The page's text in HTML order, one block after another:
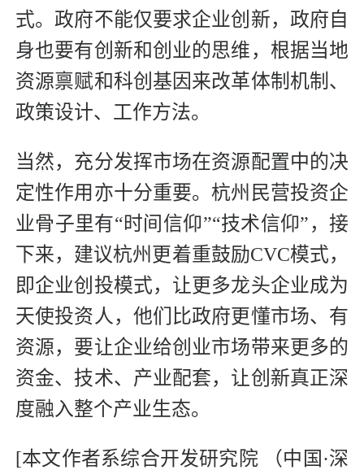
式。政府不能仅要求企业创新，政府自
身也要有创新和创业的思维，根据当地
资源禀赋和科创基因来改革体制机制、
政策设计、工作方法。
当然，充分发挥市场在资源配置中的决
定性作用亦十分重要。杭州民营投资企
业骨子里有“时间信仰”“技术信仰”，接
下来，建议杭州更着重鼓励CVC模式，
即企业创投模式，让更多龙头企业成为
天使投资人，他们比政府更懂市场、有
资源，要让企业给创业市场带来更多的
资金、技术、产业配套，让创新真正深
度融入整个产业生态。
[本文作者系综合开发研究院 （中国·深